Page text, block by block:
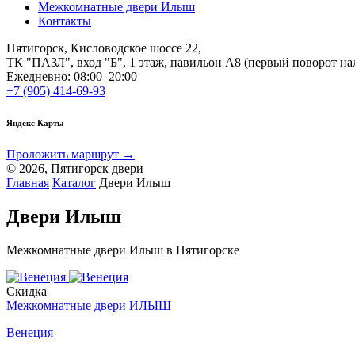
Межкомнатные двери Илыш
Контакты
Пятигорск, Кисловодское шоссе 22,
ТК "ПАЗЛ", вход "Б", 1 этаж, павильон А8 (первый поворот
Ежедневно: 08:00–20:00
+7 (905) 414-69-93
Яндекс Карты
Проложить маршрут →
© 2026, Пятигорск двери
Главная Каталог Двери Илыш
Двери Илыш
Межкомнатные двери Илыш в Пятигорске
Скидка
Межкомнатные двери ИЛЫШ
Венеция